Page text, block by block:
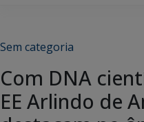
Sem categoria
Com DNA
EE Arlindo de